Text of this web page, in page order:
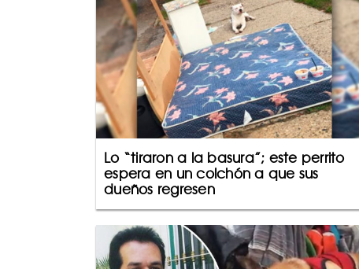
Lo “tiraron a la basura”; este perrito
espera en un colchón a que sus
dueños regresen